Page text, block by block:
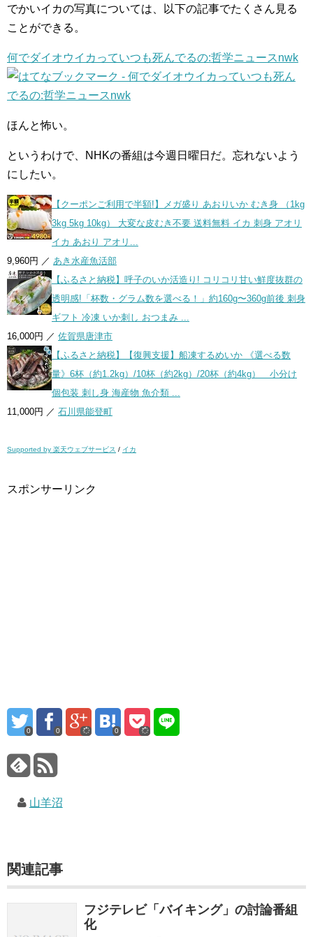
でかいイカの写真については、以下の記事でたくさん見る
ことができる。
何でダイオウイカっていつも死んでるの:哲学ニュースnwk
ほんと怖い。
というわけで、NHKの番組は今週日曜日だ。忘れないよう
にしたい。
【クーポンご利用で半額!】メガ盛り あおりいか むき身 （1kg
3kg 5kg 10kg） 大変な皮むき不要 送料無料 イカ 刺身 アオリ
イカ あおり アオリ...
9,960円 ／ あき水産魚活部
【ふるさと納税】呼子のいか活造り! コリコリ甘い鮮度抜群の
透明感!「杯数・グラム数を選べる！」約160g〜360g前後 刺身
ギフト 冷凍 いか刺し おつまみ ...
16,000円 ／ 佐賀県唐津市
【ふるさと納税】【復興支援】船凍するめいか 《選べる数
量》6杯（約1.2kg）/10杯（約2kg）/20杯（約4kg） 小分け
個包装 刺し身 海産物 魚介類 ...
11,000円 ／ 石川県能登町
Supported by 楽天ウェブサービス / イカ
スポンサーリンク
0 0 0
山羊沼
関連記事
フジテレビ「バイキング」の討論番組
化